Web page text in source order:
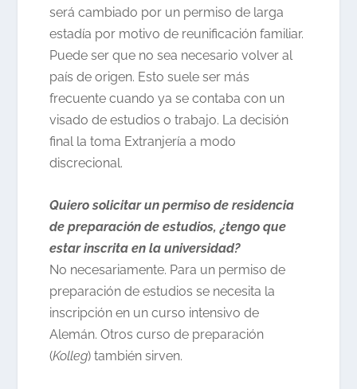
será cambiado por un permiso de larga
estadía por motivo de reunificación familiar.
Puede ser que no sea necesario volver al
país de origen. Esto suele ser más
frecuente cuando ya se contaba con un
visado de estudios o trabajo. La decisión
final la toma Extranjería a modo
discrecional.
Quiero solicitar un permiso de residencia
de preparación de estudios, ¿tengo que
estar inscrita en la universidad?
No necesariamente. Para un permiso de
preparación de estudios se necesita la
inscripción en un curso intensivo de
Alemán. Otros curso de preparación
(Kolleg) también sirven.